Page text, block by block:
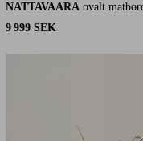
NATTAVAARA ovalt
9 999 SEK
i favoriter